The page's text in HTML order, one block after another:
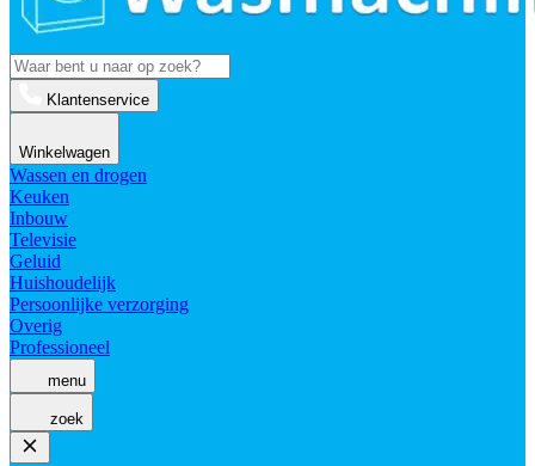
Klantenservice
Winkelwagen
Wassen en drogen
Keuken
Inbouw
Televisie
Geluid
Huishoudelijk
Persoonlijke verzorging
Overig
Professioneel
menu
zoek